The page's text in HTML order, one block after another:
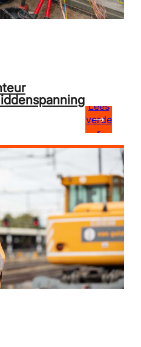
Lees
verde
r